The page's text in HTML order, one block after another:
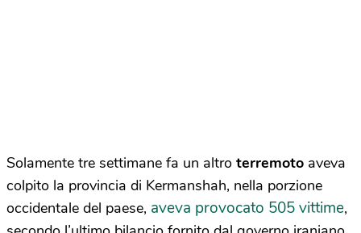
Solamente tre settimane fa un altro terremoto aveva
colpito la provincia di Kermanshah, nella porzione
occidentale del paese, aveva provocato 505 vittime,